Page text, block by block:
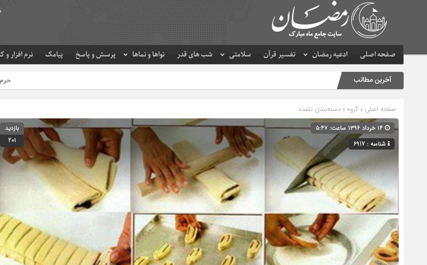
صفحه اصلی ادعیه رمضان تفسیر قرآن سلامتی شب های قدر نواها و نماها پرسش و پاسخ پیامک نرم افزار و
آخرین مطالب حرم مطهر امام رضا (ع) در
صفحه اصلی » گروه » دسته‌بندی نشده
شناسه : 6917
بازدید
201